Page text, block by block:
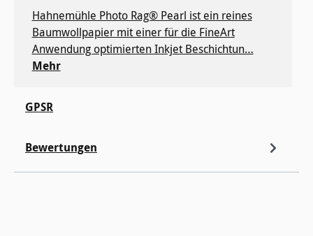
Hahnemühle Photo Rag® Pearl ist ein reines
Baumwollpapier mit einer für die FineArt
Anwendung optimierten Inkjet Beschichtun…
Mehr
GPSR
Bewertungen